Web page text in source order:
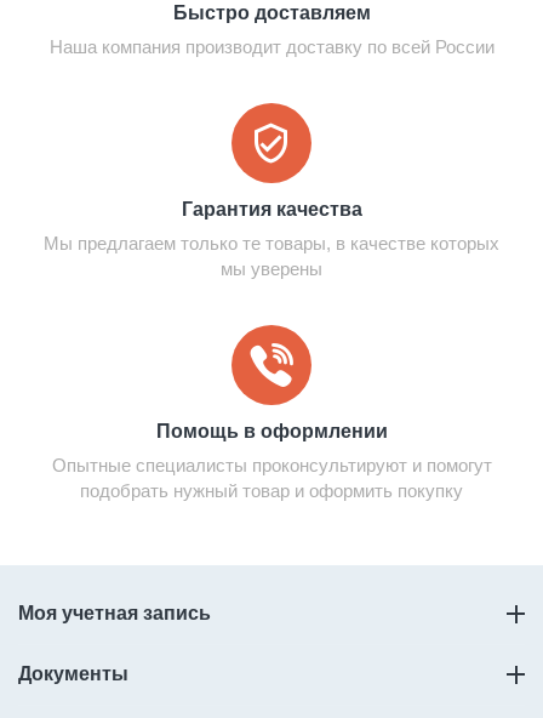
Быстро доставляем
Наша компания производит доставку по всей России
Гарантия качества
Мы предлагаем только те товары, в качестве которых
мы уверены
Помощь в оформлении
Опытные специалисты проконсультируют и помогут
подобрать нужный товар и оформить покупку
Моя учетная запись
Документы